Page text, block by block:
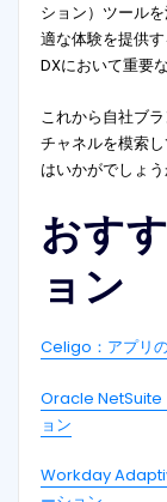
ション）ツール
適な体験を提供
DXにおいて重要
これから自社ブ
チャネルを模索
はいかがでしょう
おす
ョン
Celigo：アプリ
Oracle NetSuite
ョン
Workday